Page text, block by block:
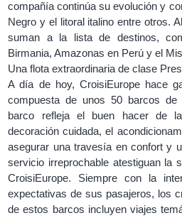
compañía continúa su evolución y
Negro y el litoral italino entre otros.
suman a la lista de destinos,
Birmania, Amazonas en Perú y el
Una flota extraordinaria de clase
A día de hoy, CroisiEurope hace
compuesta de unos 50 barcos de
barco refleja el buen hacer de
decoración cuidada, el
asegurar una travesía en confort y
servicio irreprochable atestiguan la
CroisiEurope. Siempre con la
expectativas de sus pasajeros, los
de estos barcos incluyen viajes